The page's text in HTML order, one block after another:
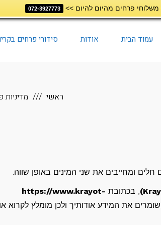
משלוחי פרחים מהיום להיום >> 072-3927773
עמוד הבית אודות סידורי פרחים
ראשי מדיניות
ומחייבים את שני המינים באופן שווה.
, בכתובת https://www.krayot-
את המידע אודותיך ולכן מומלץ לקרוא